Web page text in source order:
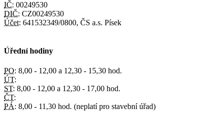
IČ: 00249530
DIČ: CZ00249530
Účet: 641532349/0800, ČS a.s. Písek
Úřední hodiny
PO: 8,00 - 12,00 a 12,30 - 15,30 hod.
ÚT:
ST: 8,00 - 12,00 a 12,30 - 17,00 hod.
ČT:
PÁ: 8,00 - 11,30 hod. (neplatí pro stavební úřad)